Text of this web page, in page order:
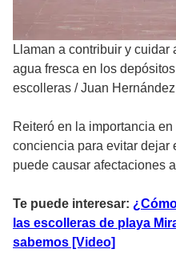
Llaman a contribuir y
agua fresca en los
escolleras /Juan Hernández
Reiteró en la importancia
conciencia para evitar dejar
puede causar afectaciones
Te puede interesar:
las escolleras de playa
sabemos [Video]